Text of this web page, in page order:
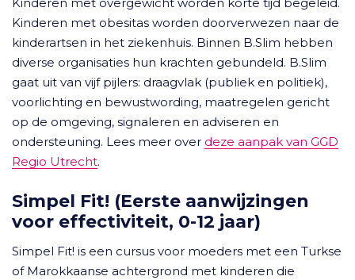
Kinderen met obesitas worden doorverwezen naar de
kinderartsen in het ziekenhuis. Binnen B.Slim hebben
diverse organisaties hun krachten gebundeld. B.Slim
gaat uit van vijf pijlers: draagvlak (publiek en politiek),
voorlichting en bewustwording, maatregelen gericht
op de omgeving, signaleren en adviseren en
ondersteuning. Lees meer over deze aanpak van GGD
Regio Utrecht.
Simpel Fit! (Eerste aanwijzingen
voor effectiviteit, 0-12 jaar)
Simpel Fit! is een cursus voor moeders met een Turkse
of Marokkaanse achtergrond met kinderen die